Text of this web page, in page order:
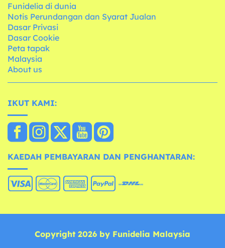
Funidelia di dunia
Notis Perundangan dan Syarat Jualan
Dasar Privasi
Dasar Cookie
Peta tapak
Malaysia
About us
IKUT KAMI:
KAEDAH PEMBAYARAN DAN PENGHANTARAN:
Copyright 2026 by Funidelia Malaysia